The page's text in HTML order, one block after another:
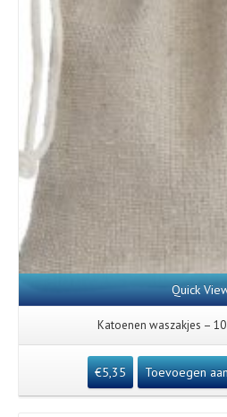
Quick
Katoenen waszakjes –
€5,35 Toevoegen